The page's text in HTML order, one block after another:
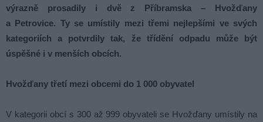
výrazně prosadily i dvě z Příbramska – Hvožďany
a Petrovice. Ty se umístily mezi třemi nejlepšími ve svých
kategoriích a potvrdily tak, že třídění odpadu může být
úspěšné i v menších obcích.
Hvožďany třetí mezi obcemi do 1 000 obyvatel
V kategorii obcí s 300 až 999 obyvateli se Hvožďany umístily na